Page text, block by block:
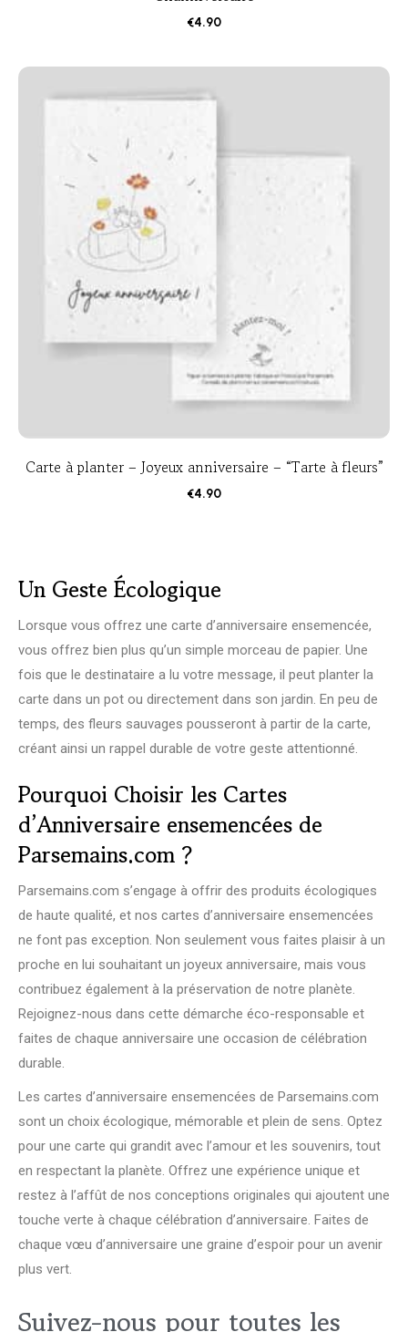
€4.90
Carte à planter – Joyeux anniversaire – “Tarte à fleurs”
€4.90
Un Geste Écologique
Lorsque vous offrez une carte d’anniversaire ensemencée,
vous offrez bien plus qu’un simple morceau de papier. Une
fois que le destinataire a lu votre message, il peut planter la
carte dans un pot ou directement dans son jardin. En peu de
temps, des fleurs sauvages pousseront à partir de la carte,
créant ainsi un rappel durable de votre geste attentionné.
Pourquoi Choisir les Cartes
d’Anniversaire ensemencées de
Parsemains.com ?
Parsemains.com s’engage à offrir des produits écologiques
de haute qualité, et nos cartes d’anniversaire ensemencées
ne font pas exception. Non seulement vous faites plaisir à un
proche en lui souhaitant un joyeux anniversaire, mais vous
contribuez également à la préservation de notre planète.
Rejoignez-nous dans cette démarche éco-responsable et
faites de chaque anniversaire une occasion de célébration
durable.
Les cartes d’anniversaire ensemencées de Parsemains.com
sont un choix écologique, mémorable et plein de sens. Optez
pour une carte qui grandit avec l’amour et les souvenirs, tout
en respectant la planète. Offrez une expérience unique et
restez à l’affût de nos conceptions originales qui ajoutent une
touche verte à chaque célébration d’anniversaire. Faites de
chaque vœu d’anniversaire une graine d’espoir pour un avenir
plus vert.
Suivez-nous pour toutes les